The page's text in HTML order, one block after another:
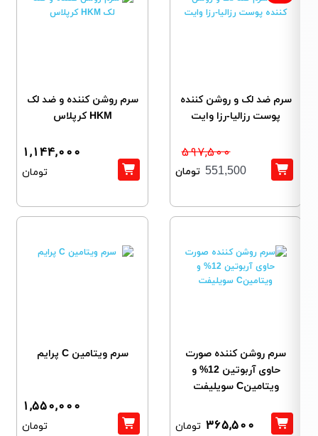
سرم ضد لک و روشن کننده
پوست رزالیا-رزا وایت
597,500
551,500 تومان
سرم روشن کننده و ضد لک
HKM کرپلاس
1,144,000
تومان
سرم روشن کننده صورت
حاوی آربوتین 12% و
ویتامینC سویلیفت
365,500 تومان
سرم ویتامین C پرایم
1,550,000
تومان